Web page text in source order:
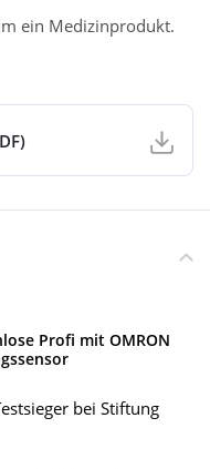
ein Medizinprodukt.
Profi mit OMRON
bei Stiftung